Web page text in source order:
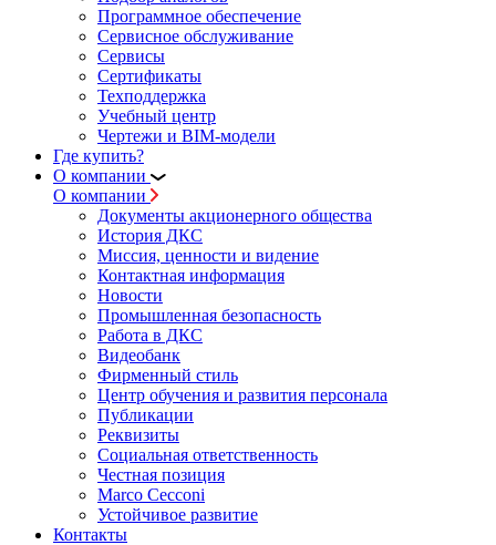
Программное обеспечение
Сервисное обслуживание
Сервисы
Сертификаты
Техподдержка
Учебный центр
Чертежи и BIM-модели
Где купить?
О компании
О компании
Документы акционерного общества
История ДКС
Миссия, ценности и видение
Контактная информация
Новости
Промышленная безопасность
Работа в ДКС
Видеобанк
Фирменный стиль
Центр обучения и развития персонала
Публикации
Реквизиты
Социальная ответственность
Честная позиция
Marco Cecconi
Устойчивое развитие
Контакты